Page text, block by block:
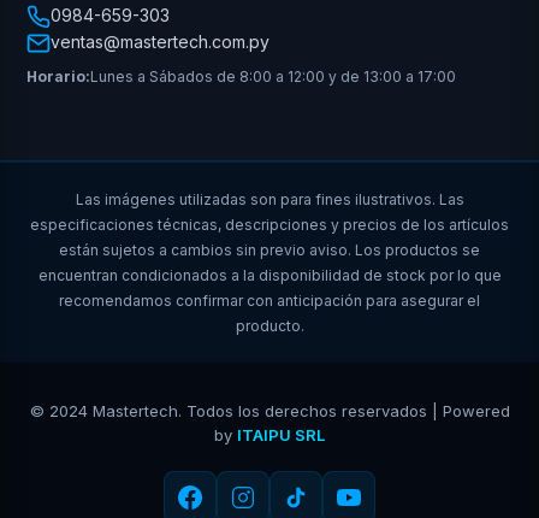
0984-659-303
ventas@mastertech.com.py
Horario:Lunes a Sábados de 8:00 a 12:00 y de 13:00 a 17:00
Las imágenes utilizadas son para fines ilustrativos. Las
especificaciones técnicas, descripciones y precios de los artículos
están sujetos a cambios sin previo aviso. Los productos se
encuentran condicionados a la disponibilidad de stock por lo que
recomendamos confirmar con anticipación para asegurar el
producto.
© 2024 Mastertech. Todos los derechos reservados | Powered
by ITAIPU SRL